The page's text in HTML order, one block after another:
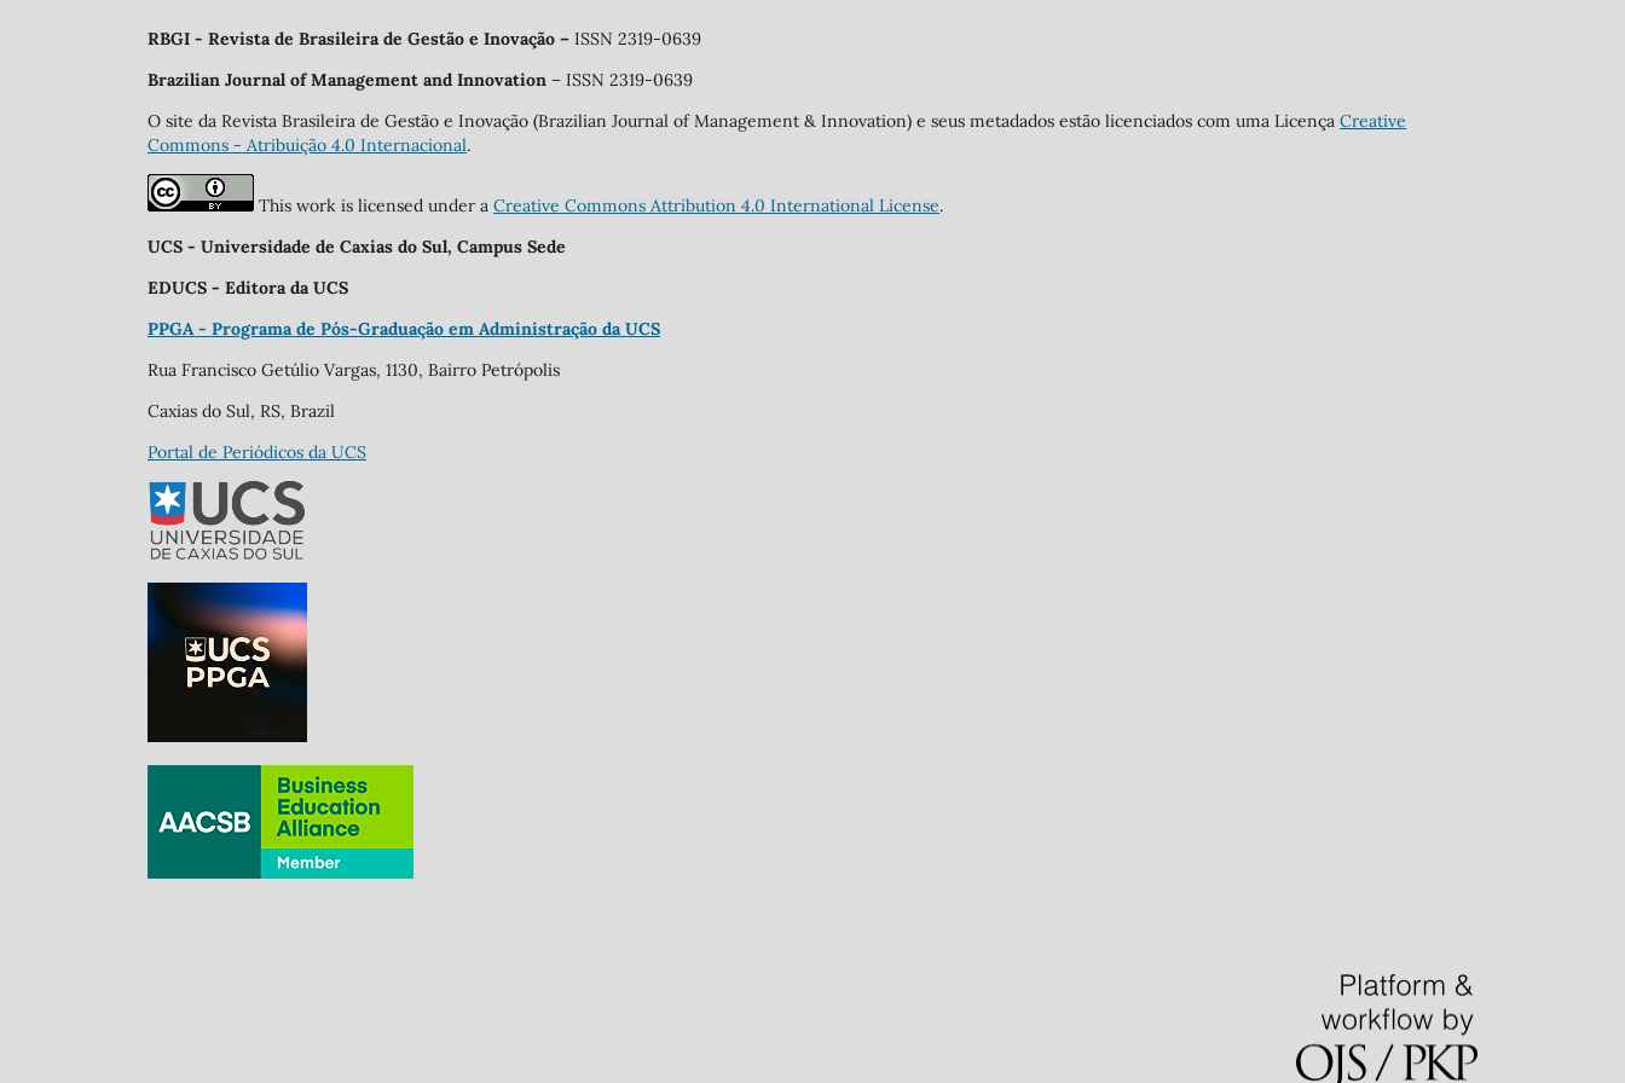
RBGI - Revista de Brasileira de Gestão e Inovação – ISSN 2319-0639
Brazilian Journal of Management and Innovation – ISSN 2319-0639
O site da Revista Brasileira de Gestão e Inovação (Brazilian Journal of Management & Innovation) e seus metadados estão licenciados com uma Licença Creative
Commons - Atribuição 4.0 Internacional.
This work is licensed under a Creative Commons Attribution 4.0 International License.
UCS - Universidade de Caxias do Sul, Campus Sede
EDUCS - Editora da UCS
PPGA - Programa de Pós-Graduação em Administração da UCS
Rua Francisco Getúlio Vargas, 1130, Bairro Petrópolis
Caxias do Sul, RS, Brazil
Portal de Periódicos da UCS